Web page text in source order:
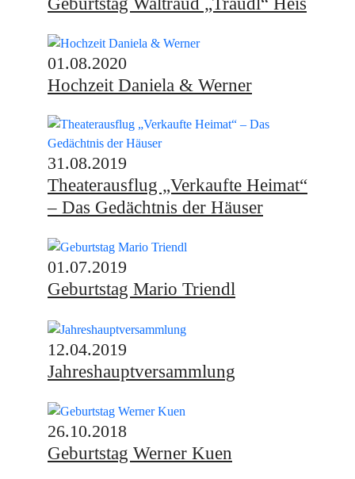
01.08.2020
Hochzeit Daniela & Werner
31.08.2019
Theaterausflug „Verkaufte Heimat“
– Das Gedächtnis der Häuser
01.07.2019
Geburtstag Mario Triendl
12.04.2019
Jahreshauptversammlung
26.10.2018
Geburtstag Werner Kuen